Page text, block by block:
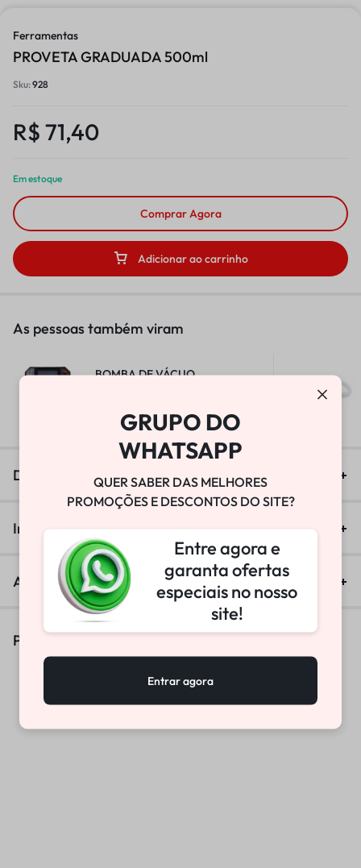
Ferramentas
PROVETA GRADUADA 500ml
Sku:928
R$ 71,40
Em estoque
Adicionar ao carrinho
Comprar Agora
As pessoas também viram
BOMBA DE VÁCUO
Descrição
Informação adicional
Avaliações (0)
Produtos Similares
GRUPO DO
WHATSAPP
QUER SABER DAS MELHORES
PROMOÇÕES E DESCONTOS DO SITE?
Entre agora e
garanta ofertas
especiais no nosso
site!
Entrar agora